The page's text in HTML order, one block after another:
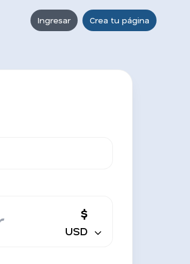
Ingresar Crea tu página
$
USD